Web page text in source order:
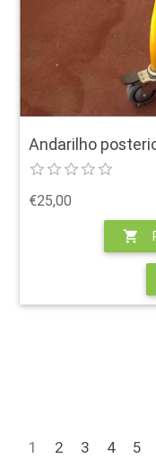
Andarilho
€25,00
shopping_cart
1 2 3 4 5